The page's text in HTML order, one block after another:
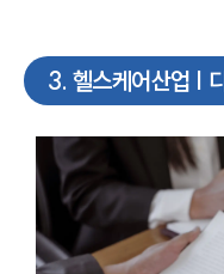
3. 헬스케어산업 |